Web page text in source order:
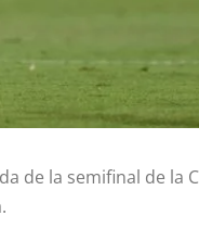
de la semifinal de la